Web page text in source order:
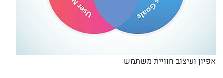
אפיון ועיצוב חוויית משתמש